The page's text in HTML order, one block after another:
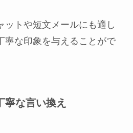
ットや短文メールにも適し
寧な印象を与えることがで
寧な言い換え